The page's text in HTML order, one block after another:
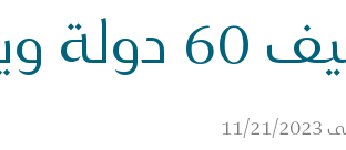
9000 زائر
11/21/2023